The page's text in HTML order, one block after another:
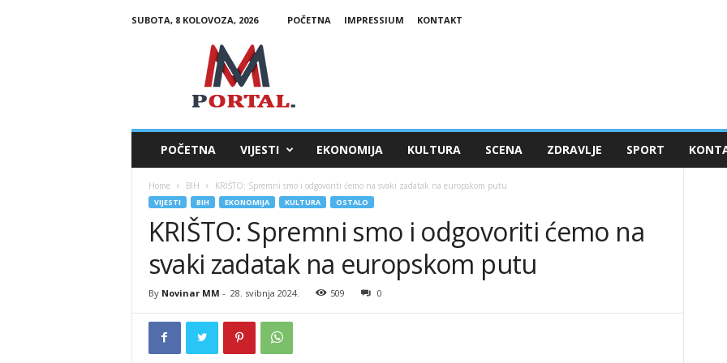
SUBOTA, 8 KOLOVOZA, 2026 POČETNA IMPRESSIUM
KONTAKT
POČETNA VIJESTI EKONOMIJA KULTURA SCENA ZDRAVLJE SPORT
Home BIH KRIŠTO: Spremni smo i odgovoriti ćemo na svaki zadatak na europskom putu
VIJESTI BIH EKONOMIJA KULTURA OSTALO
KRIŠTO: Spremni smo i odgovoriti ćemo na
svaki zadatak na europskom putu
By Novinar MM - 28. svibnja 2024. 509 0